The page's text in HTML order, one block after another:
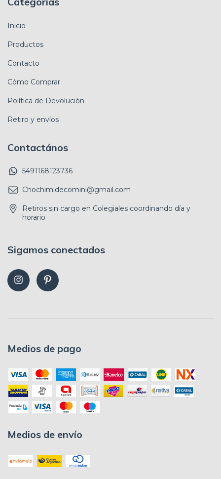
Inicio
Productos
Contacto
Cómo Comprar
Política de Devolución
Retiro y envíos
Contactános
5491168123736
Chochimidecomini@gmail.com
Retiros sin cargo en Colegiales coordinando día y
horario
Sigamos conectados
Medios de pago
Medios de envío